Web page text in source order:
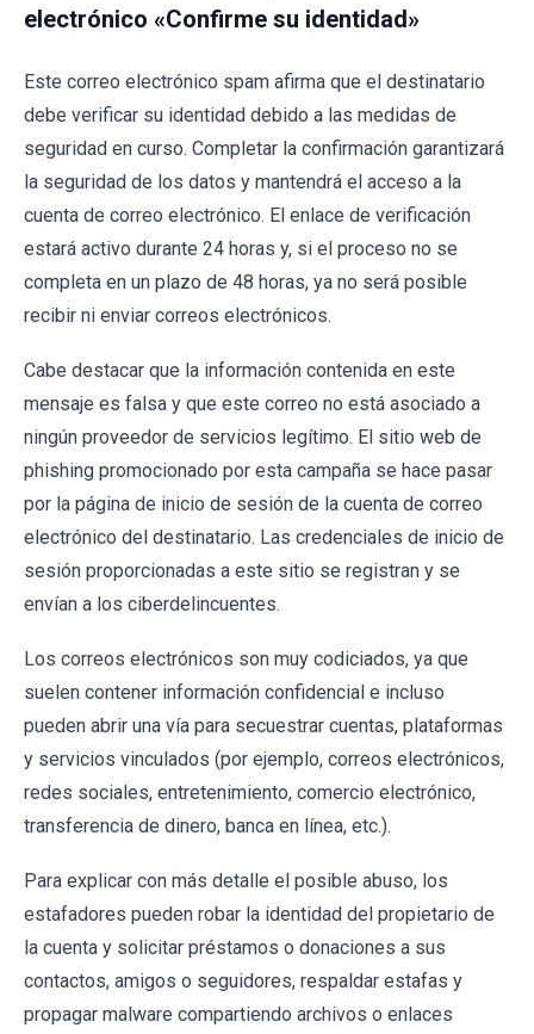
electrónico «Confirme su identidad»
Este correo electrónico spam afirma que el destinatario
debe verificar su identidad debido a las medidas de
seguridad en curso. Completar la confirmación garantizará
la seguridad de los datos y mantendrá el acceso a la
cuenta de correo electrónico. El enlace de verificación
estará activo durante 24 horas y, si el proceso no se
completa en un plazo de 48 horas, ya no será posible
recibir ni enviar correos electrónicos.
Cabe destacar que la información contenida en este
mensaje es falsa y que este correo no está asociado a
ningún proveedor de servicios legítimo. El sitio web de
phishing promocionado por esta campaña se hace pasar
por la página de inicio de sesión de la cuenta de correo
electrónico del destinatario. Las credenciales de inicio de
sesión proporcionadas a este sitio se registran y se
envían a los ciberdelincuentes.
Los correos electrónicos son muy codiciados, ya que
suelen contener información confidencial e incluso
pueden abrir una vía para secuestrar cuentas, plataformas
y servicios vinculados (por ejemplo, correos electrónicos,
redes sociales, entretenimiento, comercio electrónico,
transferencia de dinero, banca en línea, etc.).
Para explicar con más detalle el posible abuso, los
estafadores pueden robar la identidad del propietario de
la cuenta y solicitar préstamos o donaciones a sus
contactos, amigos o seguidores, respaldar estafas y
propagar malware compartiendo archivos o enlaces